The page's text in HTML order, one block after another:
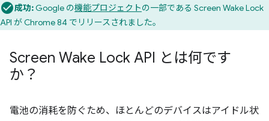
成功:Google の機能プロジェクトの一部である Screen Wake Lock
API が Chrome 84 でリリースされました。
Screen Wake Lock API とは何です
か？
電池の消耗を防ぐため、ほとんどのデバイスはアイドル状